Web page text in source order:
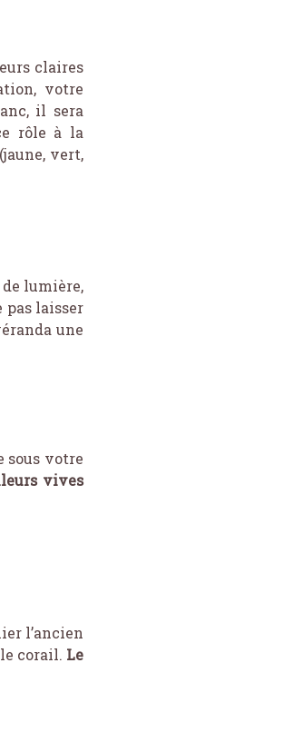
claires
votre
il sera
rôle à la
(jaune, vert,
de lumière,
pas laisser
une
sous votre
vives
l’ancien
corail. Le